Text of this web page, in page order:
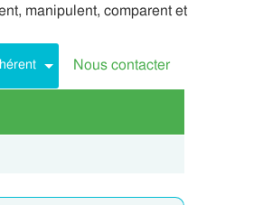
manipulent, comparent et
Nous contacter